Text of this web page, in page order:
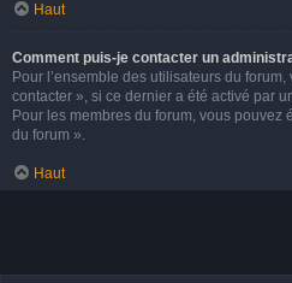
Haut
Comment puis-je contacter un
Pour l’ensemble des utilisateurs du
contacter », si ce dernier a été activé par
Pour les membres du forum, vous pouvez
du forum ».
Haut